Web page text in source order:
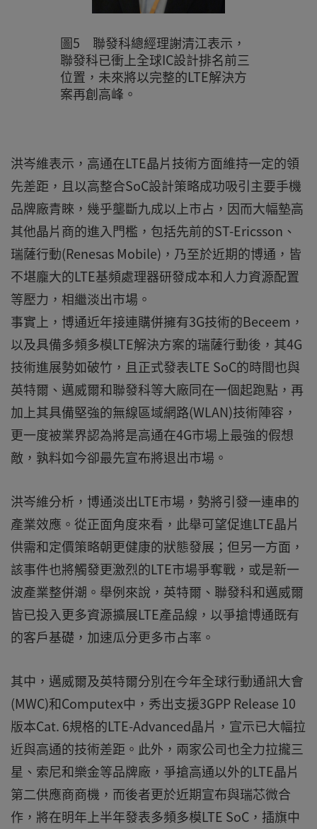
圖5 聯發科總經理謝清江表示，
聯發科已衝上全球IC設計排名前三
位置，未來將以完整的LTE解決方
案再創高峰。
洪岑維表示，高通在LTE晶片技術方面維持一定的領
先差距，且以高整合SoC設計策略成功吸引主要手機
品牌廠青睞，幾乎壟斷九成以上市占，因而大幅墊高
其他晶片商的進入門檻，包括先前的ST-Ericsson、
瑞薩行動(Renesas Mobile)，乃至於近期的博通，皆
不堪龐大的LTE基頻處理器研發成本和人力資源配置
等壓力，相繼淡出市場。
事實上，博通近年接連購併擁有3G技術的Beceem，
以及具備多頻多模LTE解決方案的瑞薩行動後，其4G
技術進展勢如破竹，且正式發表LTE SoC的時間也與
英特爾、邁威爾和聯發科等大廠同在一個起跑點，再
加上其具備堅強的無線區域網路(WLAN)技術陣容，
更一度被業界認為將是高通在4G市場上最強的假想
敵，孰料如今卻最先宣布將退出市場。
洪岑維分析，博通淡出LTE市場，勢將引發一連串的
產業效應。從正面角度來看，此舉可望促進LTE晶片
供需和定價策略朝更健康的狀態發展；但另一方面，
該事件也將觸發更激烈的LTE市場爭奪戰，或是新一
波產業整併潮。舉例來說，英特爾、聯發科和邁威爾
皆已投入更多資源擴展LTE產品線，以爭搶博通既有
的客戶基礎，加速瓜分更多市占率。
其中，邁威爾及英特爾分別在今年全球行動通訊大會
(MWC)和Computex中，秀出支援3GPP Release 10
版本Cat. 6規格的LTE-Advanced晶片，宣示已大幅拉
近與高通的技術差距。此外，兩家公司也全力拉攏三
星、索尼和樂金等品牌廠，爭搶高通以外的LTE晶片
第二供應商商機，而後者更於近期宣布與瑞芯微合
作，將在明年上半年發表多頻多模LTE SoC，插旗中